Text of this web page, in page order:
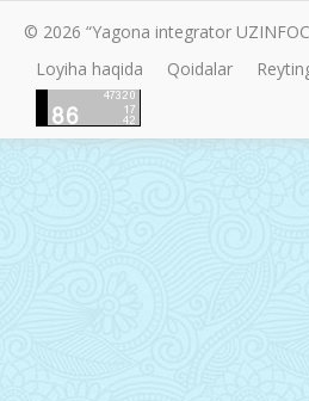
© 2026 “Yagona integrator
Loyiha haqida
Qoidalar